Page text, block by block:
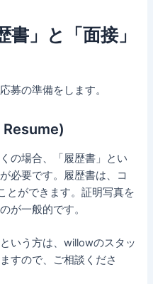
書」と「面接」
募の準備をします。
の場合、「履歴書」とい
必要です。履歴書は、コ
とができます。証明写真を
が一般的です。
いう方は、willowのスタッ
すので、ご相談くださ